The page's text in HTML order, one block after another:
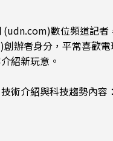
(udn.com)數位頻道記
辦者身分，平常喜歡
紹新玩意。
術介紹與科技趨勢內容：